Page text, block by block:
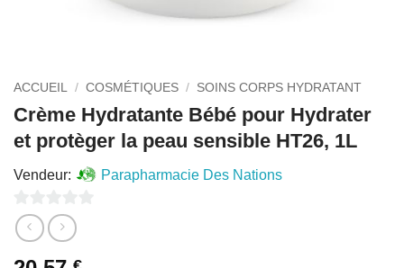
ACCUEIL / COSMÉTIQUES / SOINS CORPS HYDRATANT
Crème Hydratante Bébé pour Hydrater
et protèger la peau sensible HT26, 1L
Vendeur: Parapharmacie Des Nations
0
sur
5